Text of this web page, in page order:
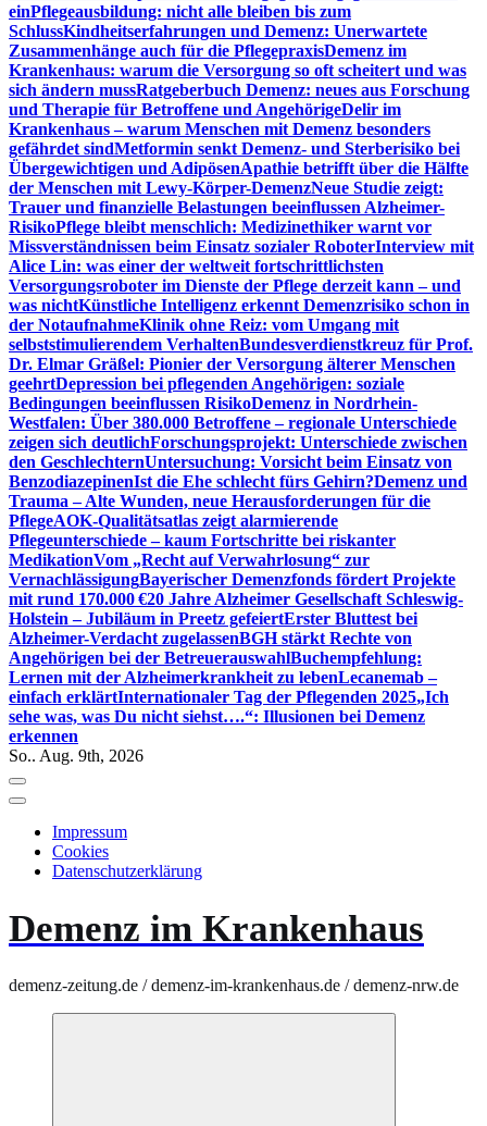
einPflegeausbildung: nicht alle bleiben bis zum
SchlussKindheitserfahrungen und Demenz: Unerwartete
Zusammenhänge auch für die PflegepraxisDemenz im
Krankenhaus: warum die Versorgung so oft scheitert und was
sich ändern mussRatgeberbuch Demenz: neues aus Forschung
und Therapie für Betroffene und AngehörigeDelir im
Krankenhaus – warum Menschen mit Demenz besonders
gefährdet sindMetformin senkt Demenz- und Sterberisiko bei
Übergewichtigen und AdipösenApathie betrifft über die Hälfte
der Menschen mit Lewy-Körper-DemenzNeue Studie zeigt:
Trauer und finanzielle Belastungen beeinflussen Alzheimer-
RisikoPflege bleibt menschlich: Medizinethiker warnt vor
Missverständnissen beim Einsatz sozialer RoboterInterview mit
Alice Lin: was einer der weltweit fortschrittlichsten
Versorgungsroboter im Dienste der Pflege derzeit kann – und
was nichtKünstliche Intelligenz erkennt Demenzrisiko schon in
der NotaufnahmeKlinik ohne Reiz: vom Umgang mit
selbststimulierendem VerhaltenBundesverdienstkreuz für Prof.
Dr. Elmar Gräßel: Pionier der Versorgung älterer Menschen
geehrtDepression bei pflegenden Angehörigen: soziale
Bedingungen beeinflussen RisikoDemenz in Nordrhein-
Westfalen: Über 380.000 Betroffene – regionale Unterschiede
zeigen sich deutlichForschungsprojekt: Unterschiede zwischen
den GeschlechternUntersuchung: Vorsicht beim Einsatz von
BenzodiazepinenIst die Ehe schlecht fürs Gehirn?Demenz und
Trauma – Alte Wunden, neue Herausforderungen für die
PflegeAOK-Qualitätsatlas zeigt alarmierende
Pflegeunterschiede – kaum Fortschritte bei riskanter
MedikationVom „Recht auf Verwahrlosung“ zur
VernachlässigungBayerischer Demenzfonds fördert Projekte
mit rund 170.000 €20 Jahre Alzheimer Gesellschaft Schleswig-
Holstein – Jubiläum in Preetz gefeiertErster Bluttest bei
Alzheimer-Verdacht zugelassenBGH stärkt Rechte von
Angehörigen bei der BetreuerauswahlBuchempfehlung:
Lernen mit der Alzheimerkrankheit zu lebenLecanemab –
einfach erklärtInternationaler Tag der Pflegenden 2025„Ich
sehe was, was Du nicht siehst….“: Illusionen bei Demenz
erkennen
So.. Aug. 9th, 2026
Impressum
Cookies
Datenschutzerklärung
Demenz im Krankenhaus
demenz-zeitung.de / demenz-im-krankenhaus.de / demenz-nrw.de